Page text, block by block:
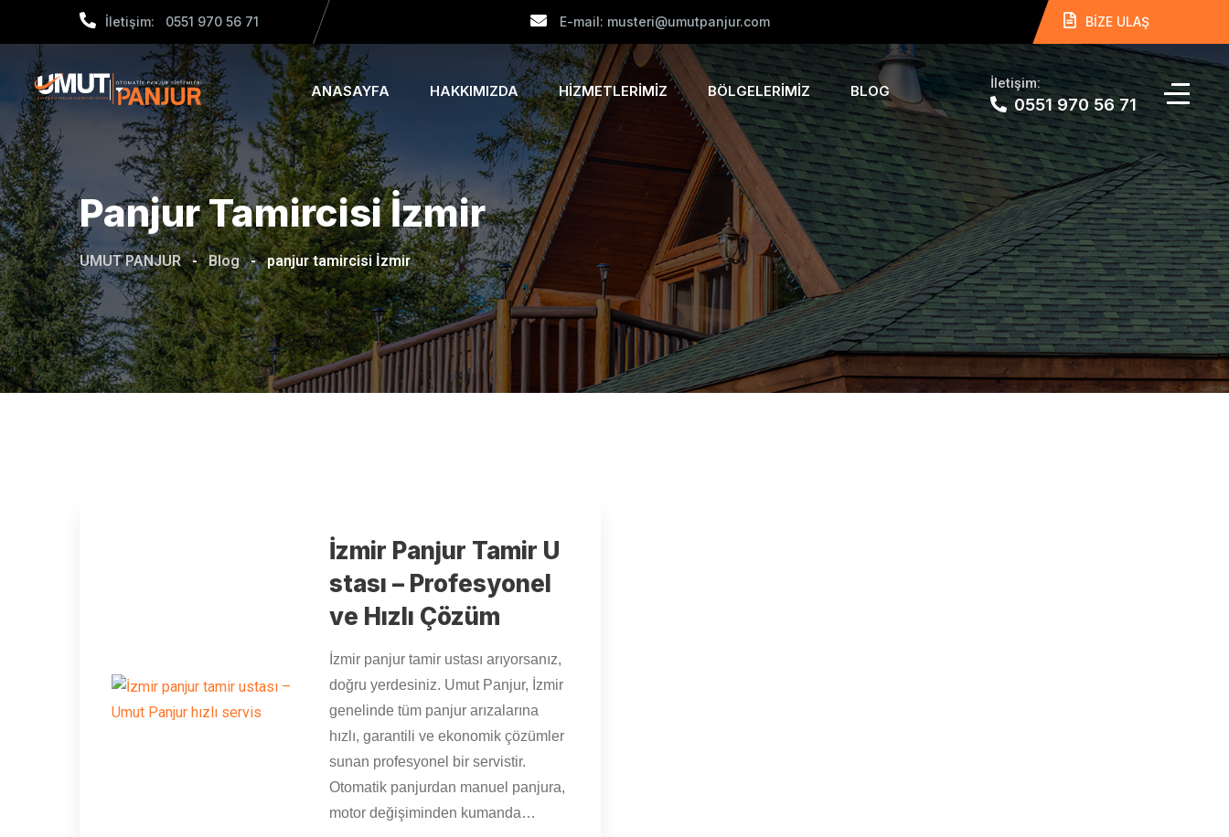
content
İletişim: 0551 970 56 71 E-mail: musteri@umutpanjur.com BİZE ULAŞ
ANASAYFA HAKKIMIZDA HIZMETLERIMIZ BÖLGELERIMIZ BLOG İletişim:
0551 970 56 71
Panjur Tamircisi İzmir
UMUT PANJUR - Blog - panjur tamircisi İzmir
İzmir Panjur Tamir U
stası – Profesyonel
ve Hızlı Çözüm
İzmir panjur tamir ustası arıyorsanız,
doğru yerdesiniz. Umut Panjur, İzmir
genelinde tüm panjur arızalarına
hızlı, garantili ve ekonomik çözümler
sunan profesyonel bir servistir.
Otomatik panjurdan manuel panjura,
motor değişiminden kumanda…